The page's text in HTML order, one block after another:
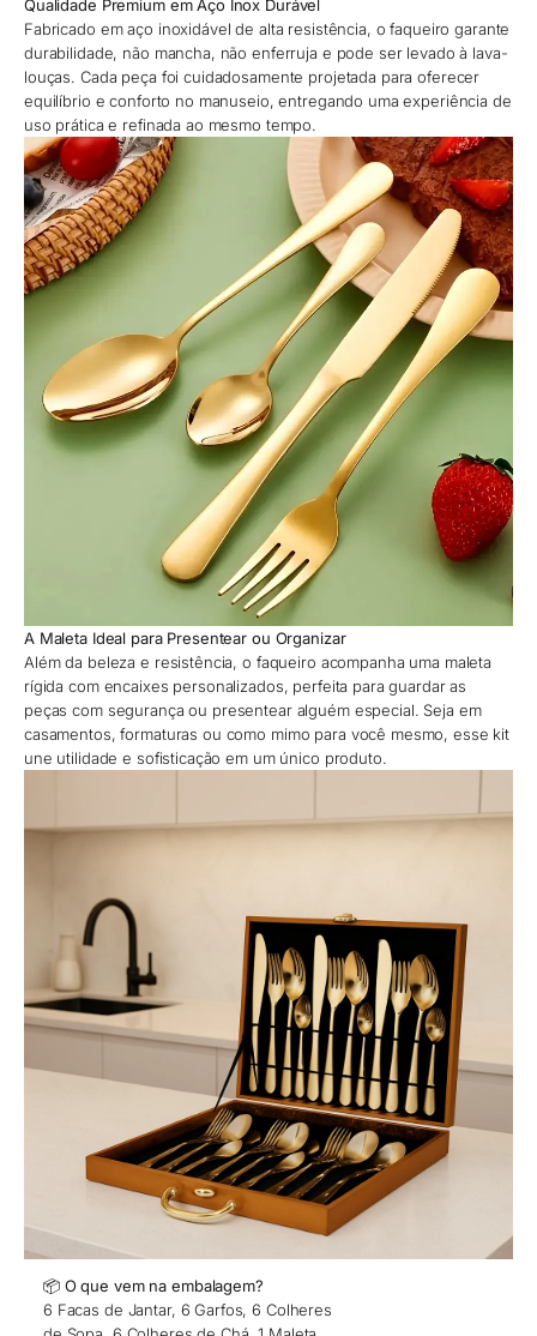
Qualidade Premium em Aço Inox Durável
Fabricado em aço inoxidável de alta resistência, o faqueiro garante
durabilidade, não mancha, não enferruja e pode ser levado à lava-
louças. Cada peça foi cuidadosamente projetada para oferecer
equilíbrio e conforto no manuseio, entregando uma experiência de
uso prática e refinada ao mesmo tempo.
A Maleta Ideal para Presentear ou Organizar
Além da beleza e resistência, o faqueiro acompanha uma maleta
rígida com encaixes personalizados, perfeita para guardar as
peças com segurança ou presentear alguém especial. Seja em
casamentos, formaturas ou como mimo para você mesmo, esse kit
une utilidade e sofisticação em um único produto.
📦 O que vem na embalagem?
6 Facas de Jantar, 6 Garfos, 6 Colheres